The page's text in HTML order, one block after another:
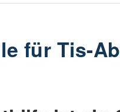
für Tis-